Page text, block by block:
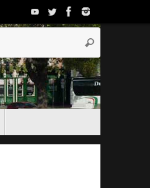
Buscar